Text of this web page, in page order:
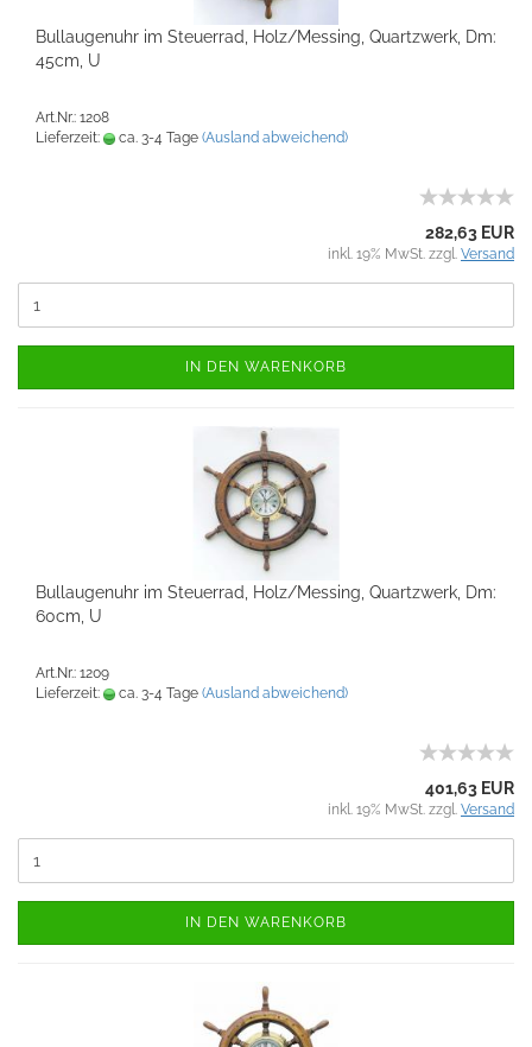
Bullaugenuhr im Steuerrad, Holz/Messing, Quartzwerk, Dm:
45cm, U
Art.Nr.: 1208
Lieferzeit:
ca. 3-4 Tage (Ausland abweichend)
282,63 EUR
inkl. 19% MwSt. zzgl. Versand
IN DEN WARENKORB
Bullaugenuhr im Steuerrad, Holz/Messing, Quartzwerk, Dm:
60cm, U
Art.Nr.: 1209
Lieferzeit:
ca. 3-4 Tage (Ausland abweichend)
401,63 EUR
inkl. 19% MwSt. zzgl. Versand
IN DEN WARENKORB